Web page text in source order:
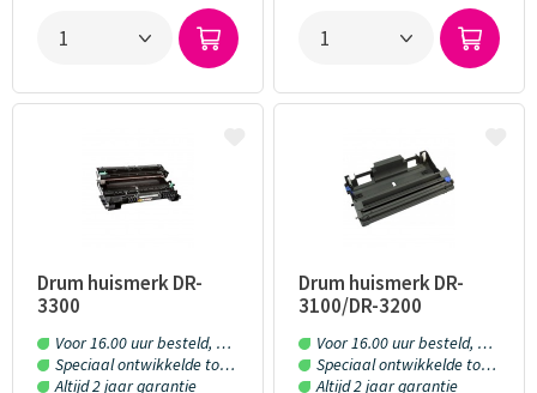
Drum huismerk DR-
3300
Voor 16.00 uur besteld, morgen in huis!
Speciaal ontwikkelde toner en inkt
Altijd 2 jaar garantie
Drum huismerk DR-
3100/DR-3200
Voor 16.00 uur besteld, morgen in huis!
Speciaal ontwikkelde toner en inkt
Altijd 2 jaar garantie